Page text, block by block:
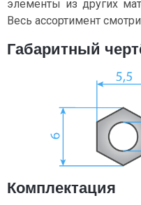
элементы из других
Весь ассортимент
Габаритный
Комплектация